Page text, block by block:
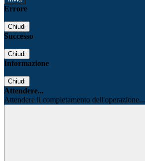
Errore
Chiudi
Successo
Chiudi
Informazione
Chiudi
Attendere...
Attendere il completamento dell'operazione...